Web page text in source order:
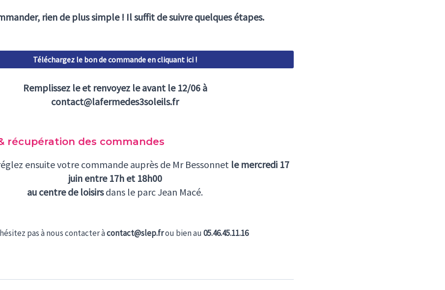
rien de plus simple ! Il suffit de suivre quelques étapes.
Téléchargez le bon de commande en cliquant ici !
Remplissez le et renvoyez le avant le 12/06 à
contact@lafermedes3soleils.fr
récupération des commandes
ensuite votre commande auprès de Mr Bessonnet le mercredi 17
juin entre 17h et 18h00
au centre de loisirsdans le parc Jean Macé.
pas à nous contacter àcontact@slep.frou bien au05.46.45.11.16